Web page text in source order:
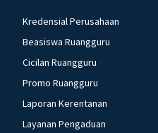
Kredensial Perusahaan
Beasiswa Ruangguru
Cicilan Ruangguru
Promo Ruangguru
Laporan Kerentanan
Layanan Pengaduan